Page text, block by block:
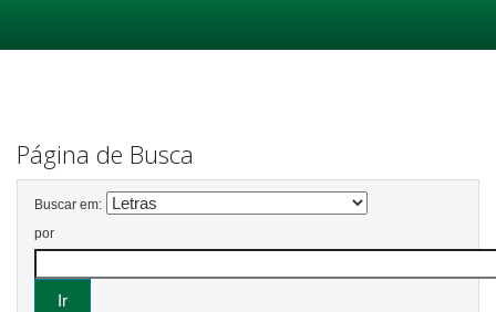
Página de Busca
Buscar em:
por